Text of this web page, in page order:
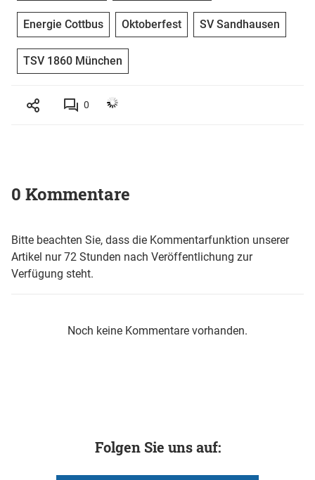
Energie Cottbus Oktoberfest SV Sandhausen
TSV 1860 München
0
0 Kommentare
Bitte beachten Sie, dass die Kommentarfunktion unserer
Artikel nur 72 Stunden nach Veröffentlichung zur
Verfügung steht.
Noch keine Kommentare vorhanden.
Folgen Sie uns auf: